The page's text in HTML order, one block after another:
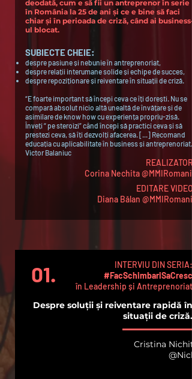
deodată, cum e să fii un antreprenor în serie
în România la 25 de ani și ce e bine să faci
chiar și în perioada de criză, când ai business-
ul blocat.
SUBIECTE CHEIE:
despre pasiune și nebunie în antreprenoriat,
despre relații interumane solide și echipe de succes,
despre repoziționare și reiventare în situații de criză.
“E foarte important să începi ceva ce îți dorești. Nu se
compară absolut nicio altă unealtă de învățare și de
asimilare de know how cu experiența propriu-zisă.
Înveți “ pe steroizi” când începi să practici ceva și să
prestezi ceva, să îți dezvolți afacerea. [...] Recomand
educația cu aplicabilitate în business și antreprenoriat.“
Victor Balaniuc
REALIZATOR:
Corina Nechita @MMIRomania
EDITARE VIDEO:
Diana Bălan @MMIRomania
INTERVIU DIN SERIA:
#FacSchimbariSaCresc
în Leadership și Antreprenoriat
01.
Despre soluții și reiventare rapidă în
situații de criză.
Cristina